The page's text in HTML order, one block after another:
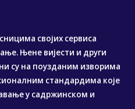
својих сервиса
Њене вијести и други
су на поузданим изворима
стандардима које
у садржинском и